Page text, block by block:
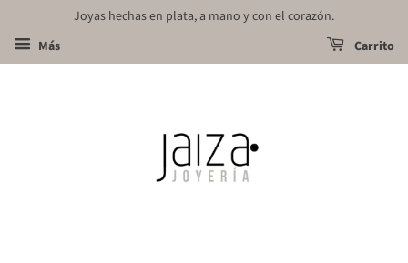
Joyas hechas en plata, a mano y con el corazón.
Más
Carrito